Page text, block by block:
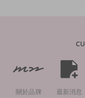
關於品牌 最新消息